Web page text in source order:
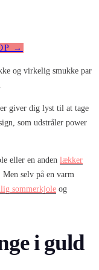
→
og virkelig smukke par
giver dig lyst til at tage
som udstråler power
eller en anden lækker
selv på en varm
sommerkjole og
i guld